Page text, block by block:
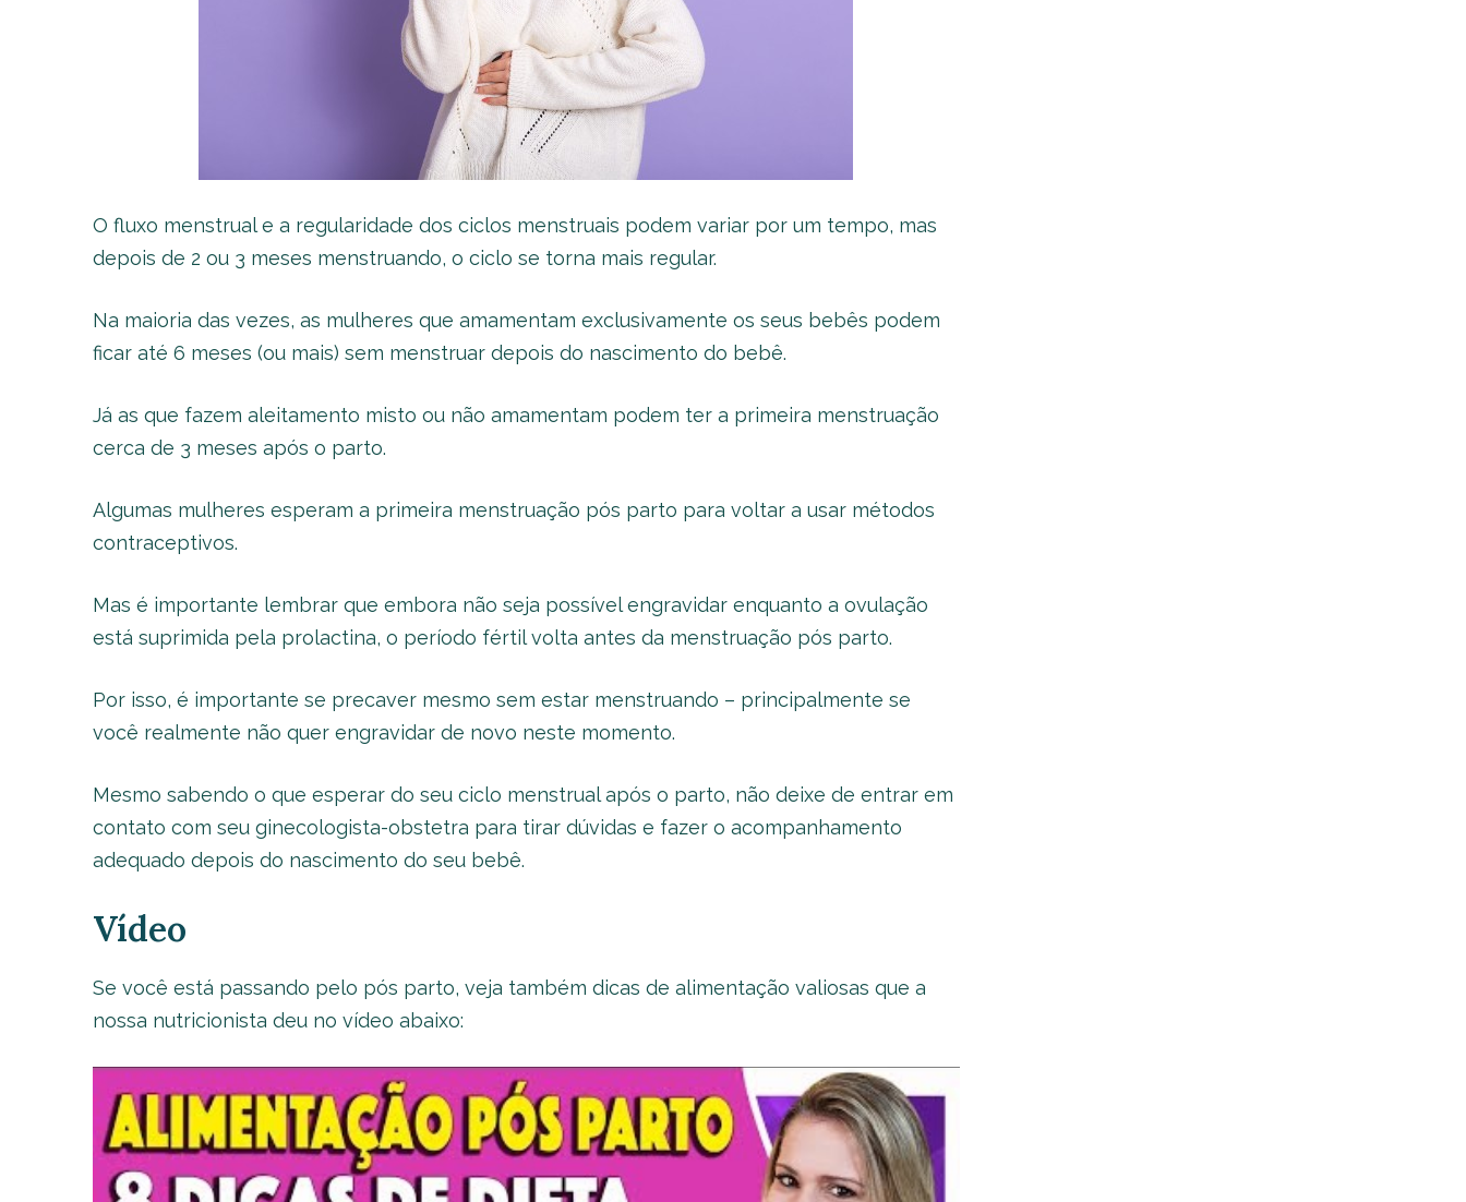
O fluxo menstrual e a regularidade dos ciclos menstruais podem variar por um tempo, mas
depois de 2 ou 3 meses menstruando, o ciclo se torna mais regular.
Na maioria das vezes, as mulheres que amamentam exclusivamente os seus bebês podem
ficar até 6 meses (ou mais) sem menstruar depois do nascimento do bebê.
Já as que fazem aleitamento misto ou não amamentam podem ter a primeira menstruação
cerca de 3 meses após o parto.
Algumas mulheres esperam a primeira menstruação pós parto para voltar a usar métodos
contraceptivos.
Mas é importante lembrar que embora não seja possível engravidar enquanto a ovulação
está suprimida pela prolactina, o período fértil volta antes da menstruação pós parto.
Por isso, é importante se precaver mesmo sem estar menstruando – principalmente se
você realmente não quer engravidar de novo neste momento.
Mesmo sabendo o que esperar do seu ciclo menstrual após o parto, não deixe de entrar em
contato com seu ginecologista-obstetra para tirar dúvidas e fazer o acompanhamento
adequado depois do nascimento do seu bebê.
Vídeo
Se você está passando pelo pós parto, veja também dicas de alimentação valiosas que a
nossa nutricionista deu no vídeo abaixo: